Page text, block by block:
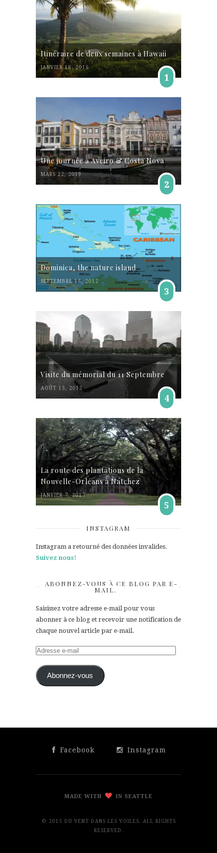
Itinéraire de deux semaines à Hawaii
JANVIER 18, 2016
1
Une journée à Aveiro & Costa Nova
MARS 22, 2019
2
Dominica, the nature island
SEPTEMBRE 15, 2012
3
Visite du mémorial du 11 Septembre
AOÛT 15, 2015
4
La route des plantations de la
Nouvelle-Orléans à Natchez
JANVIER 7, 2017
5
INSTAGRAM
Instagram a retourné des données invalides.
Suivez nous!
ABONNEZ-VOUS À CE BLOG PAR E-
MAIL.
Saisissez votre adresse e-mail pour vous
abonner à ce blog et recevoir une notification de
chaque nouvel article par e-mail.
Adresse
mail Abonnez-vous
Facebook Instagram
MADE WITH IN SEATTLE
© 2015 DU VENT DANS LES VOILES. ALL RIGHTS
RESERVED.